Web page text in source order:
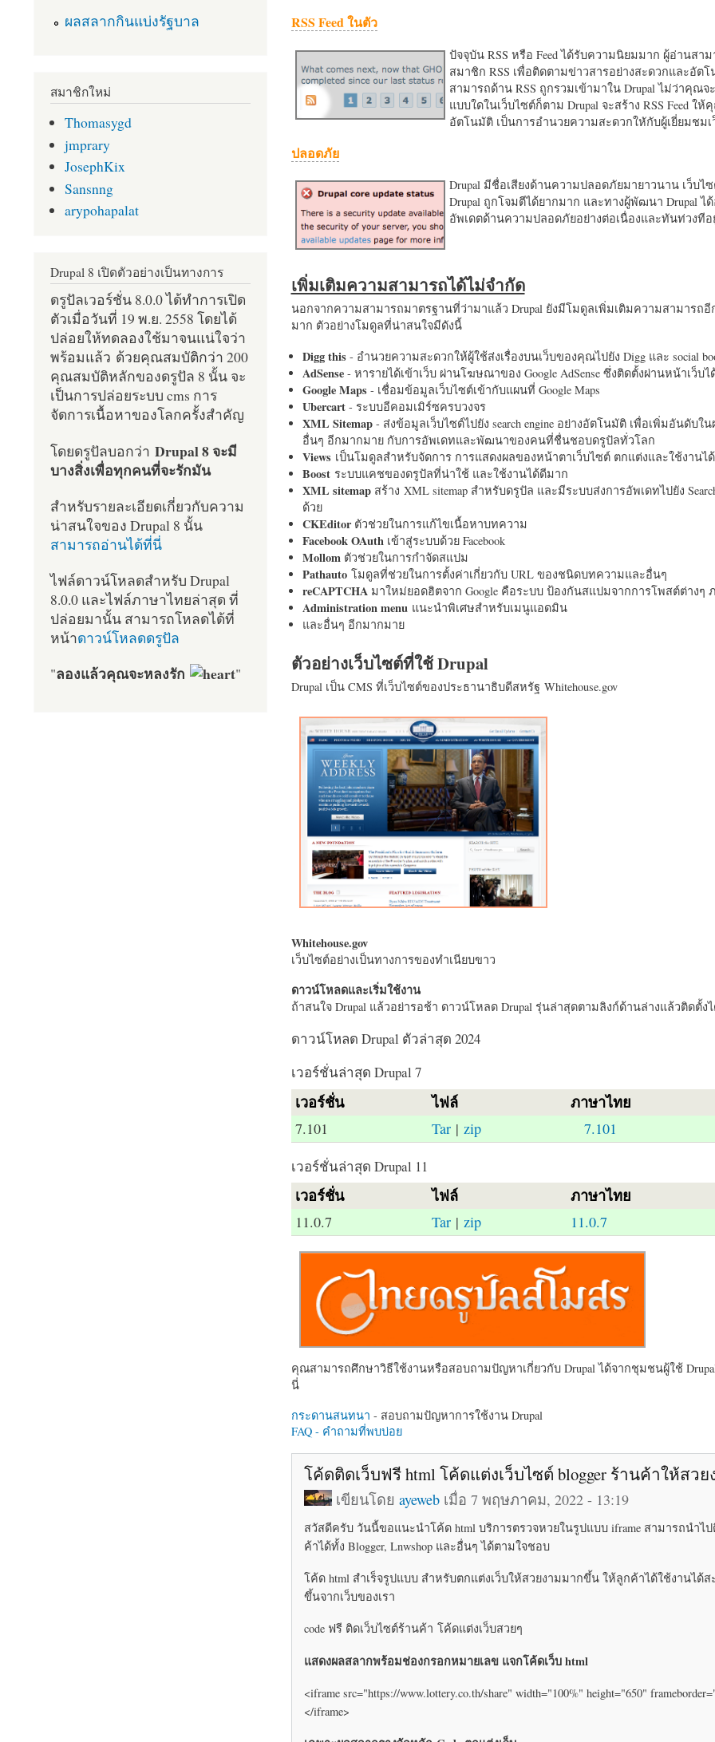
RSS Feed ในตัว
ปัจจุบัน RSS หรือ Feed ได้รับความนิยมมาก ผู้อ่านสา
สมาชิก RSS เพื่อติดตามข่าวสารอย่างสะดวกและอัต
สามารถด้าน RSS ถูกรวมเข้ามาใน Drupal ไม่ว่าคุณจ
แบบใดในเว็บไซต์ก็ตาม Drupal จะสร้าง RSS Feed ให้
อัตโนมัติ เป็นการอำนวยความสะดวกใหักับผู้เยี่ยมชม
ปลอดภัย
Drupal มีชื่อเสียงด้านความปลอดภัยมายาวนาน เว็บไ
Drupal ถูกโจมตีได้ยากมาก และทางผู้พัฒนา Drupal ไ
อัพเดตด้านความปลอดภัยอย่างต่อเนื่องและทันท่วงทีอ
เพิ่มเติมความสามารถได้ไม่จำกัด
นอกจากความสามารถมาตรฐานที่ว่ามาแล้ว Drupal ยังมีโมดูลเพิ่มเติมความสามารถอี
มาก ตัวอย่างโมดูลที่น่าสนใจมีดังนี้
Digg this- อำนวยความสะดวกให้ผู้ใช้ส่งเรื่องบนเว็บของคุณไปยัง Digg และ social
AdSense- หารายได้เข้าเว็บ ผ่านโฆษณาของ Google AdSense ซึ่งติดตั้งผ่านหน้าเว็บไ
Google Maps- เชื่อมข้อมูลเว็บไซต์เข้ากับแผนที่ Google Maps
Ubercart- ระบบอีคอมเมิร์ซครบวงจร
XML Sitemap- ส่งข้อมูลเว็บไซต์ไปยัง search engine อย่างอัตโนมัติ เพื่อเพิ่มอันดับใ
อื่นๆ อีกมากมาย กับการอัพเดทและพัฒนาของคนที่ชื่นชอบดรูปัลทั่วโลก
Views เป็นโมดูลสำหรับจัดการ การแสดงผลของหน้าตาเว็บไซต์ ตกแต่งและใช้งานไ
Boost ระบบแคชของดรูปัลที่น่าใช้ และใช้งานได้ดีมาก
XML sitemapสร้าง XML sitemap สำหรับดรูปัล และมีระบบส่งการอัพเดทไปยัง
ด้วย
CKEditorตัวช่วยในการแก้ไขเนื้อหาบทความ
Facebook OAuth เข้าสู่ระบบด้วย Facebook
Mollom ตัวช่วยในการกำจัดสแปม
Pathautoโมดูลที่ช่วยในการตั้งค่าเกี่ยวกับ URL ของชนิดบทความและอื่นๆ
reCAPTCHA มาใหม่ยอดฮิตจาก Google คือระบบ ป้องกันสแปมจากการโพสต์ต่างๆ
Administration menu แนะนำพิเศษสำหรับเมนูแอดมิน
และอื่นๆ อีกมากมาย
ตัวอย่างเว็บไซต์ที่ใช้ Drupal
Drupal เป็น CMS ที่เว็บไซต์ของประธานาธิบดีสหรัฐ Whitehouse.gov
Whitehouse.gov
เว็บไซต์อย่างเป็นทางการของทำเนียบขาว
ดาวน์โหลดและเริ่มใช้งาน
ถ้าสนใจ Drupal แล้วอย่ารอช้า ดาวน์โหลด Drupal รุ่นล่าสุดตามลิงก์ด้านล่างแล้วติดตั้ง
ดาวน์โหลด Drupal ตัวล่าสุด 2024
เวอร์ชั่นล่าสุด Drupal 7
เวอร์ชั่น ไฟล์ ภาษาไทย
7.101 Tar| zip 7.101
เวอร์ชั่นล่าสุด Drupal 11
เวอร์ชั่น ไฟล์ ภาษาไทย
11.0.7 Tar| zip 11.0.7
คุณสามารถศึกษาวิธีใช้งานหรือสอบถามปัญหาเกี่ยวกับ Drupal ได้จากชุมชนผู้ใช้
นี่
กระดานสนทนา - สอบถามปัญหาการใช้งาน Drupal
FAQ - คำถามที่พบบ่อย
โค้ดติดเว็บฟรี html โค้ดแต่งเว็บไซต์ blogger ร้านค้าให้สวย
เขียนโดย ayewebเมื่อ 7 พฤษภาคม, 2022 - 13:19
สวัสดีครับ วันนี้ขอแนะนำโค้ด html บริการตรวจหวยในรูปแบบ iframe สามารถนำไป
ค้าได้ทั้ง Blogger, Lnwshop และอื่นๆ ได้ตามใจชอบ
โค้ด html สำเร็จรูปแบบ สำหรับตกแต่งเว็บให้สวยงามมากขึ้น ให้ลูกค้าได้ใช้งานได้
ขึ้นจากเว็บของเรา
code ฟรี ติดเว็บไซต์ร้านค้า โค้ดแต่งเว็บสวยๆ
แสดงผลสลากพร้อมช่องกรอกหมายเลข แจกโค้ดเว็บ html
<iframe src="https://www.lottery.co.th/share" width="100%" height="650"
</iframe>
ผลสลากกินแบ่งรัฐบาล
สมาชิกใหม่
Thomasygd
jmprary
JosephKix
Sansnng
arypohapalat
Drupal 8 เปิดตัวอย่างเป็นทางการ
ดรูปัลเวอร์ชั่น 8.0.0 ได้ทำการเปิด
ตัวเมื่อวันที่ 19 พ.ย. 2558 โดยได้
ปล่อยให้ทดลองใช้มาจนแน่ใจว่า
พร้อมแล้ว ด้วยคุณสมบัติกว่า 200
คุณสมบัติหลักของดรูปัล 8 นั้น จะ
เป็นการปล่อยระบบ cms การ
จัดการเนื้อหาของโลกครั้งสำคัญ
โดยดรูปัลบอกว่า Drupal 8 จะมี
บางสิ่งเพื่อทุกคนที่จะรักมัน
สำหรับรายละเอียดเกี่ยวกับความ
น่าสนใจของ Drupal 8 นั้น
สามารถอ่านได้ที่นี่
ไฟล์ดาวน์โหลดสำหรับ Drupal
8.0.0 และไฟล์ภาษาไทยล่าสุด ที่
ปล่อยมานั้น สามารถโหลดได้ที่
หน้าดาวน์โหลดดรูปัล
"ลองแล้วคุณจะหลงรัก "